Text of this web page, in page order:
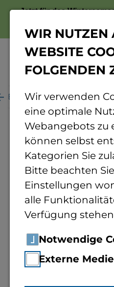
Jetzt für das
Beratung Sexualisierte
Sexualisierte
und Gewalt
Erste
Fühlen Sie sich
oder haben Sie Gewalt
sprechen Sie bitte die
WIR NUTZEN
WEBSITE
FOLGENDEN
Wir verwenden
eine optimale
Webangebots zu
können selbst
Kategorien Sie
Bitte beachten
Einstellungen
alle
Verfügung
Notwendige
Externe